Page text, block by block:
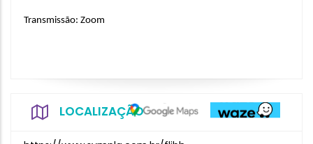
Transmissão: Zoom
LOCALIZAÇÃO